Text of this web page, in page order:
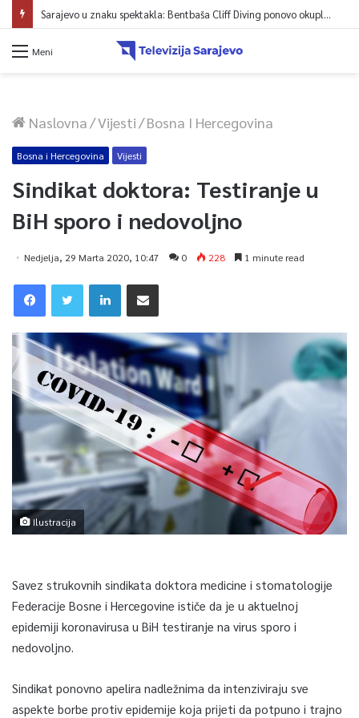
Sarajevo u znaku spektakla: Bentbaša Cliff Diving ponovo okuplja najbolje skakače i vrhunsku zabavu
Meni
Naslovna/Vijesti/Bosna I Hercegovina
Bosna i Hercegovina Vijesti
Sindikat doktora: Testiranje u
BiH sporo i nedovoljno
Nedjelja, 29 Marta 2020, 10:47 0 228 1 minute read
Ilustracija
Savez strukovnih sindikata doktora medicine i stomatologije
Federacije Bosne i Hercegovine ističe da je u aktuelnoj
epidemiji koronavirusa u BiH testiranje na virus sporo i
nedovoljno.
Sindikat ponovno apelira nadležnima da intenziviraju sve
aspekte borbe protiv epidemije koja prijeti da potpuno i trajno